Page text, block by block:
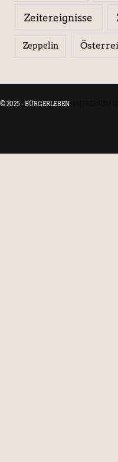
Zeitereignisse
Zeppelin
© 2025 - BÜRGERLEBEN